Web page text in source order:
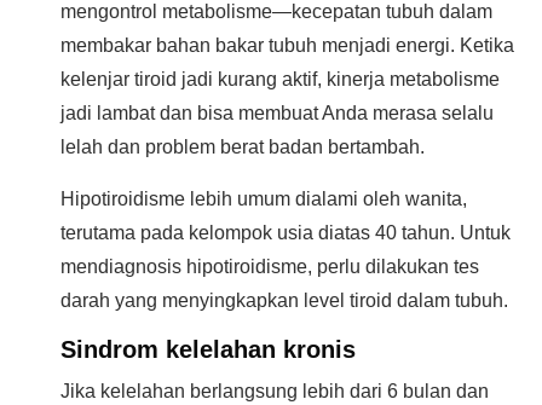
mengontrol metabolisme—kecepatan tubuh dalam
membakar bahan bakar tubuh menjadi energi. Ketika
kelenjar tiroid jadi kurang aktif, kinerja metabolisme
jadi lambat dan bisa membuat Anda merasa selalu
lelah dan problem berat badan bertambah.
Hipotiroidisme lebih umum dialami oleh wanita,
terutama pada kelompok usia diatas 40 tahun. Untuk
mendiagnosis hipotiroidisme, perlu dilakukan tes
darah yang menyingkapkan level tiroid dalam tubuh.
Sindrom kelelahan kronis
Jika kelelahan berlangsung lebih dari 6 bulan dan